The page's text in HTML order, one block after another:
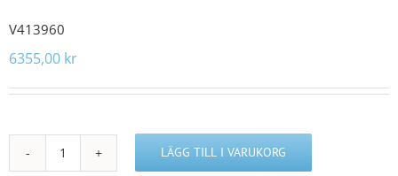
V413960
6355,00 kr
V413960
LÄGG TILL I VARUKORG